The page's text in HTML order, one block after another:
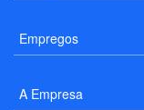
Empregos
A Empresa